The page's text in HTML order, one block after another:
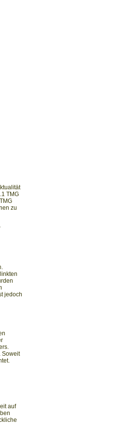
TMG
zu
jedoch
Soweit
auf